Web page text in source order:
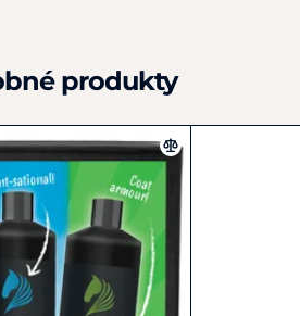
2v1 Šampon & Kondicionér číslo
produkty